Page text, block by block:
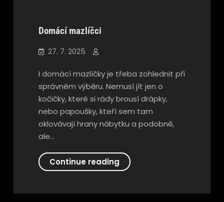
Domácí mazlíčci
27. 7. 2025
I domácí mazlíčky je třeba zohlednit při
správném výběru. Nemusí jít jen o
kočičky, které si rády brousí drápky,
nebo papoušky, kteří sem tam
oklovávají hrany nábytku a podobně,
ale…
Continue readingDomácí
mazlíčci